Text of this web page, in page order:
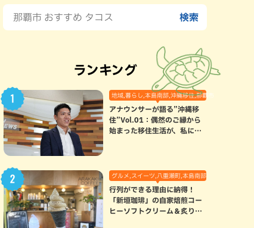
ランキング
地域,暮らし,本島南部,沖縄移住,那覇市
アナウンサーが語る”沖縄移
住”Vol.01：偶然のご縁から
始まった移住生活が、私にと
グルメ,スイーツ,八重瀬町,本島南部
行列ができる理由に納得！
「新垣珈琲」の自家焙煎コー
ヒーソフトクリーム＆炙りマ